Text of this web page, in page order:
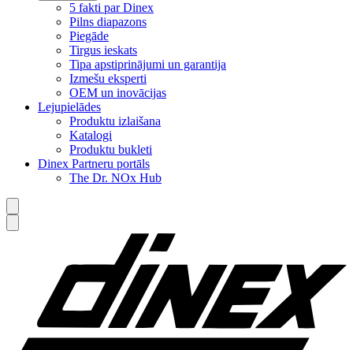
5 fakti par Dinex
Pilns diapazons
Piegāde
Tirgus ieskats
Tipa apstiprinājumi un garantija
Izmešu eksperti
OEM un inovācijas
Lejupielādes
Produktu izlaišana
Katalogi
Produktu bukleti
Dinex Partneru portāls
The Dr. NOx Hub